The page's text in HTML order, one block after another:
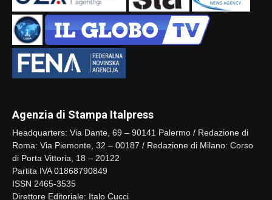
Agenzia di Stampa Italpress
Headquarters: Via Dante, 69 – 90141 Palermo / Redazione di
Roma: Via Piemonte, 32 – 00187 / Redazione di Milano: Corso
di Porta Vittoria, 18 – 20122
Partita IVA 01868790849
ISSN 2465-3535
Direttore Editoriale: Italo Cucci